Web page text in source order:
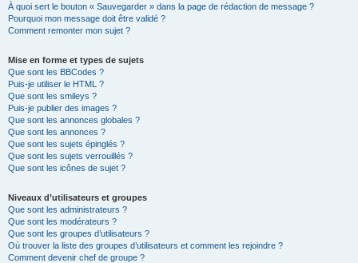
À quoi sert le bouton « Sauvegarder » dans la page de rédaction de message ?
Pourquoi mon message doit être validé ?
Comment remonter mon sujet ?
Mise en forme et types de sujets
Que sont les BBCodes ?
Puis-je utiliser le HTML ?
Que sont les smileys ?
Puis-je publier des images ?
Que sont les annonces globales ?
Que sont les annonces ?
Que sont les sujets épinglés ?
Que sont les sujets verrouillés ?
Que sont les icônes de sujet ?
Niveaux d’utilisateurs et groupes
Que sont les administrateurs ?
Que sont les modérateurs ?
Que sont les groupes d’utilisateurs ?
Où trouver la liste des groupes d’utilisateurs et comment les rejoindre ?
Comment devenir chef de groupe ?